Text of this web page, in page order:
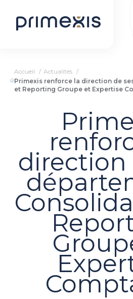
Accueil
Actualités
Primexis renforce la direction de
et Reporting Groupe et Expertise
direction